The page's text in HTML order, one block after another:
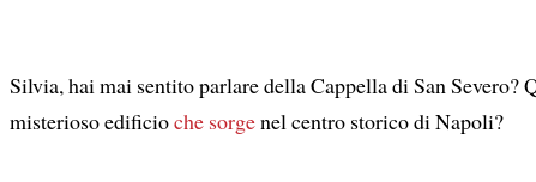
Silvia, hai mai sentito parlare della Cappella di San Severo?
misterioso edificioche sorgenel centro storico di Napoli?